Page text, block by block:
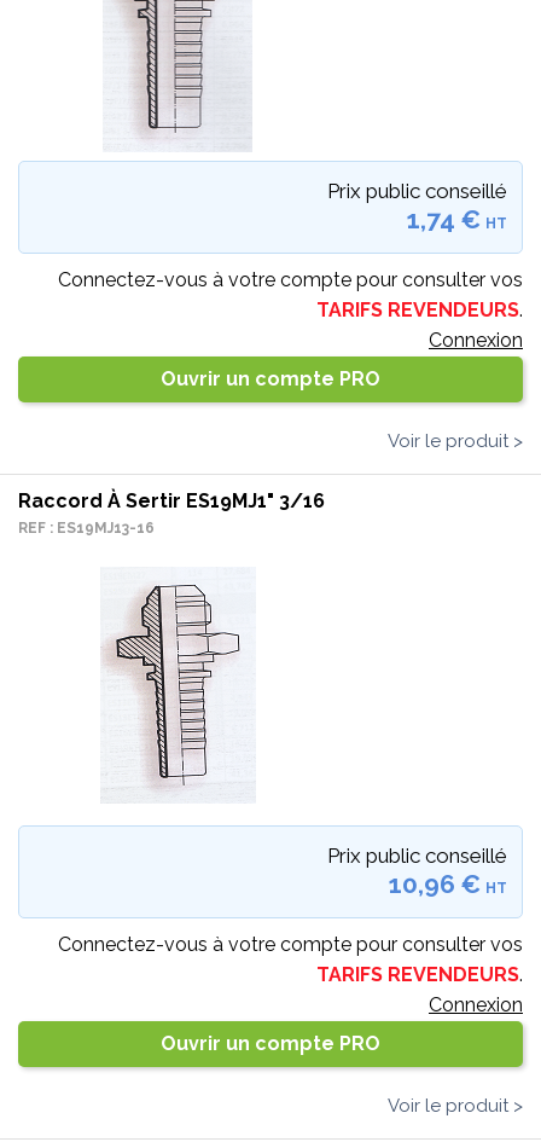
Prix public conseillé
1,74 € HT
Connectez-vous à votre compte pour consulter vos
TARIFS REVENDEURS.
Connexion
Ouvrir un compte PRO
Voir le produit >
Raccord À Sertir ES19MJ1" 3/16
REF : ES19MJ13-16
Prix public conseillé
10,96 € HT
Connectez-vous à votre compte pour consulter vos
TARIFS REVENDEURS.
Connexion
Ouvrir un compte PRO
Voir le produit >